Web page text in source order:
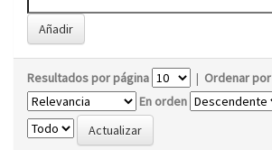
Resultados por página | Ordenar por
En orden